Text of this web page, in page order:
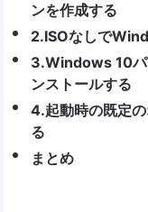
ンを作成する
2.ISOなしで
3.Windows 10パ
ンストールする
4.起動時の既定
る
まとめ